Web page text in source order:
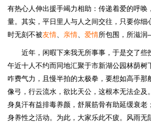
有热心人伸出援手竭力相助：传递着爱的呼唤
量。其实，平日里人与人之间交往，只要你细
时无刻不被友情 亲情 爱情所包围，所滋
近年，闲暇下来我无所事事，于是交了些
午近十人不约而同地汇聚于市新湖公园林荫树
咋费气力，且慢半拍的太极拳，要想如高手那
像弓，行云流水，欲比天公，这根本无法企及
身臭汗有益排毒养颜，舒展筋骨有助延缓衰老
身养性之活动。为此，大家乐此不疲。风雨无